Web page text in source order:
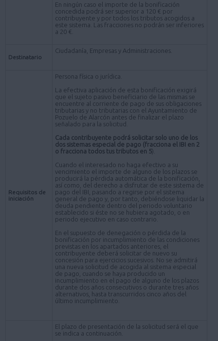
En ningún caso el importe de la bonificación
concedida podrá ser superior a 120 € por
contribuyente y por todos los tributos acogidos a
este sistema. Las fracciones no podrán ser inferiores
a 20 €.
Destinatario
Ciudadanía, Empresas y Administraciones.
Requisitos de
iniciación
Persona física o jurídica.
La efectiva aplicación de esta bonificación exigirá
que el sujeto pasivo beneficiario de las mismas se
encuentre al corriente de pago de sus obligaciones
tributarias y no tributarias con el Ayuntamiento de
Pozuelo de Alarcón antes de finalizar el plazo
señalado para la solicitud.
Cada contribuyente podrá solicitar solo uno de los
dos sistemas especial de pago (fracciona el IBI en 2
o fracciona todos tus tributos en 5).
Cuando el interesado no haga efectivo a su
vencimiento el importe de alguno de los plazos se
producirá la pérdida automática de la bonificación,
así como, del derecho a disfrutar de este sistema de
pago del IBI, pasando a regirse por el sistema
general de pago y, por tanto, debiéndose liquidar la
deuda pendiente dentro del periodo voluntario
establecido si éste no se hubiera agotado, o en
periodo ejecutivo en caso contrario.
En el supuesto de denegación o pérdida de la
bonificación por incumplimiento de las condiciones
previstas en los apartados anteriores, el
contribuyente deberá solicitar de nuevo su
concesión para ejercicios sucesivos. No se admitirá
una nueva solicitud de acogida al sistema especial
de pago, cuando se haya producido un
incumplimiento en el pago de alguno de los plazos
durante dos años consecutivos o durante tres años
alternativos, hasta transcurridos cinco años del
último incumplimiento.
El plazo de presentación de la solicitud será el que
se indica a continuación.